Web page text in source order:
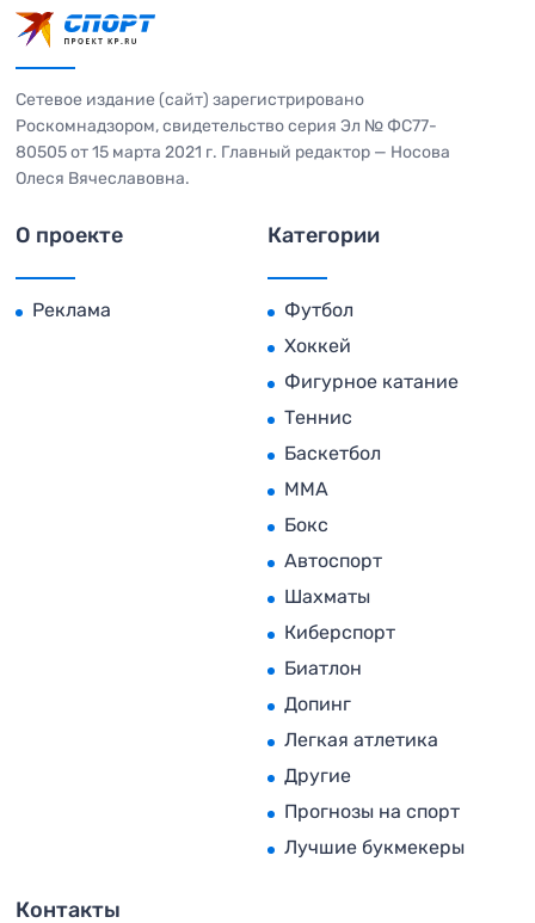
Сетевое издание (сайт) зарегистрировано
Роскомнадзором, свидетельство серия Эл № ФС77-
80505 от 15 марта 2021 г. Главный редактор — Носова
Олеся Вячеславовна.
О проекте
Реклама
Категории
Футбол
Хоккей
Фигурное катание
Теннис
Баскетбол
MMA
Бокс
Автоспорт
Шахматы
Киберспорт
Биатлон
Допинг
Легкая атлетика
Другие
Прогнозы на спорт
Лучшие букмекеры
Контакты